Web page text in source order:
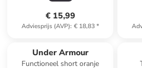
€ 15,99
Adviesprijs (AVP): € 18,83*
Under Armour
Functioneel short oranje